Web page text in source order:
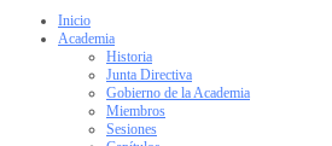
Inicio
Academia
Historia
Junta Directiva
Gobierno de la Academia
Miembros
Sesiones